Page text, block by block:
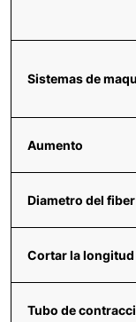
Sistemas de
Aumento
Diametro del fiber
Cortar la longitud
Tubo de